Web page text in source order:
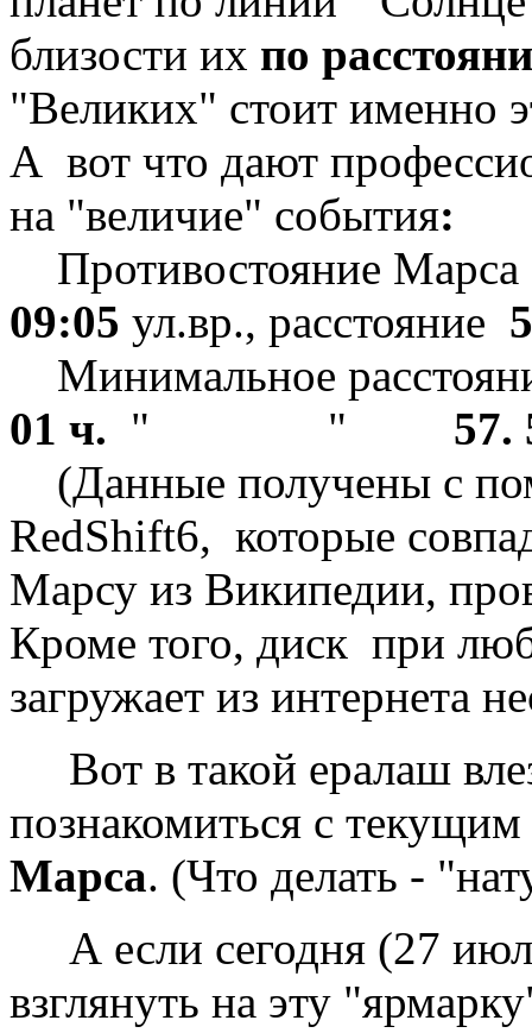
близости их по
"Великих" стоит именно
А вот что дают
на "величие" события:
09:05 ул.вр., расстояние
Минимальное
01 ч. " "
57.
(Данные получены с
RedShift6, которые
Марсу из Википедии,
Кроме того, диск при
загружает из интернета
Вот в такой ералаш
познакомиться с текущим
Марса. (Что делать -
А если сегодня (27
взглянуть на эту